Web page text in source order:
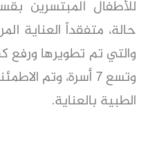
حالة، متفقداً العناية
والتي تم تطويرها ورفع
وتسع ٧ أسرة، وتم
الطبية بالعناية.